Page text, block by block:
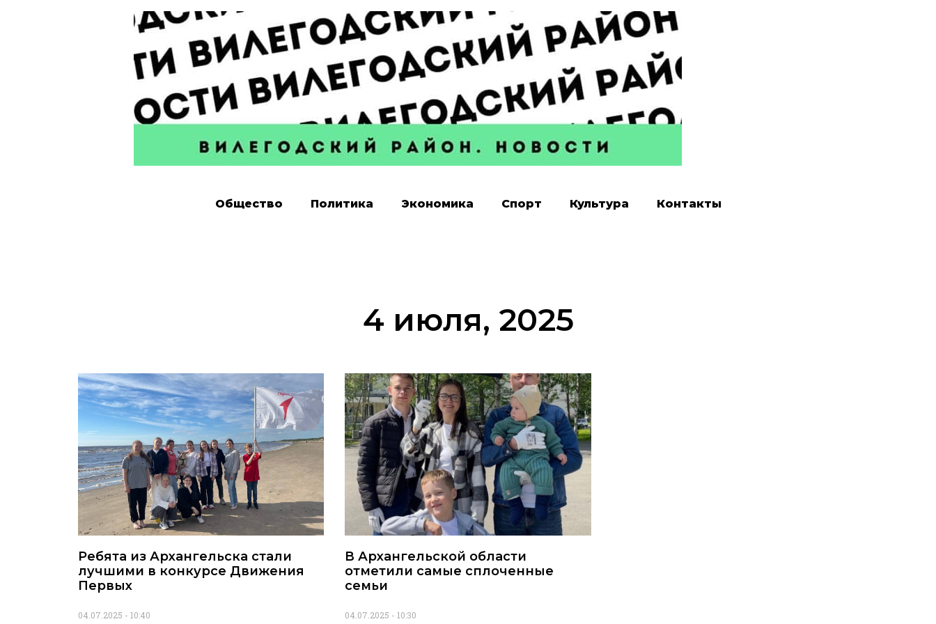
Общество Политика Экономика Спорт Культура Контакты
4 июля, 2025
Ребята из Архангельска стали
лучшими в конкурсе Движения
Первых
04.07.2025 10:40
В Архангельской области
отметили самые сплоченные
семьи
04.07.2025 10:30